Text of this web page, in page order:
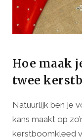
Hoe maak
twee
Natuurlijk ben je
kans maakt op
kerstboomkleed